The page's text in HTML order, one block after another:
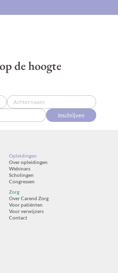
de hoogte
Inschrijven
Opleidingen
Over opleidingen
Webinars
Scholingen
Congressen
Zorg
Over Carend Zorg
Voor patiënten
Voor verwijzers
Contact